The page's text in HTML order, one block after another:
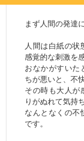
まず人間の発達
人間は白紙の状
感覚的な刺激を
おなかがすいた
ちが悪いと、不
その時も大人が
りがぬれて気持
なんとなくの不
です。